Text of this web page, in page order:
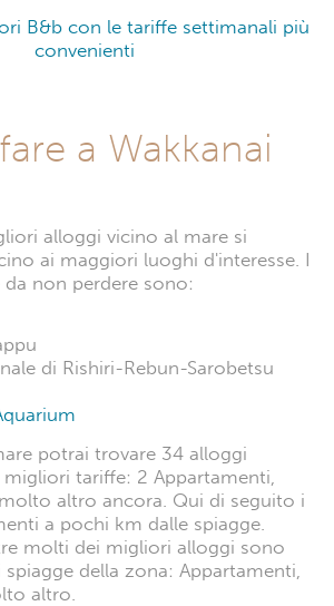
B&b con le tariffe settimanali più
convenienti
a Wakkanai
alloggi vicino al mare si
ai maggiori luoghi d'interesse. I
non perdere sono:
di Rishiri-Rebun-Sarobetsu
potrai trovare 34 alloggi
tariffe: 2 Appartamenti,
altro ancora. Qui di seguito i
a pochi km dalle spiagge.
molti dei migliori alloggi sono
della zona: Appartamenti,
altro.